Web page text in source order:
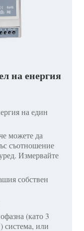
на енергия
на един
можете да
съотношение
Измервайте
собствен
(като 3
система, или